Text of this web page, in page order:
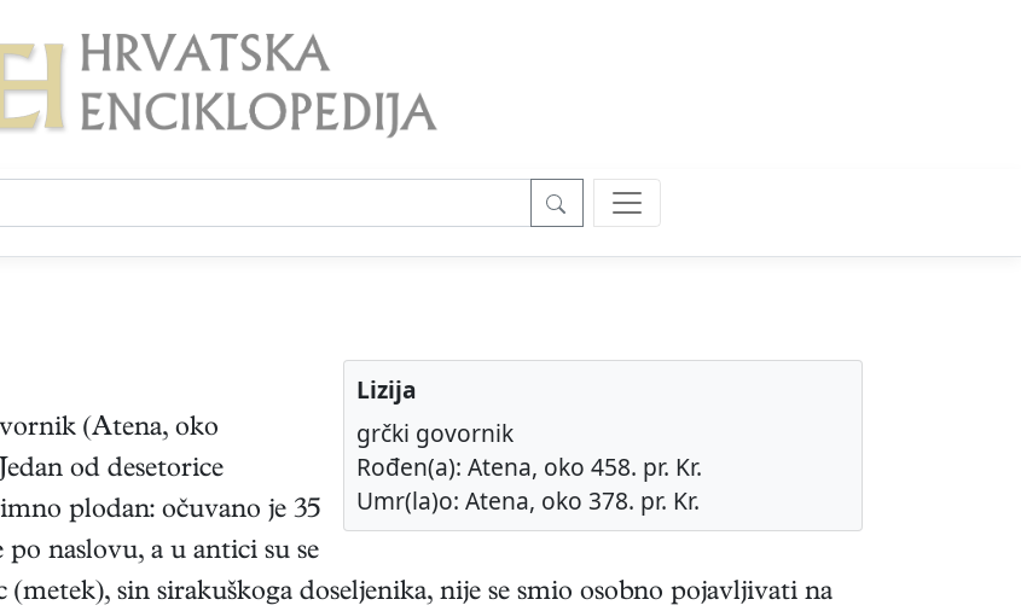
Lizija
grčki govornik
Rođen(a): Atena, oko 458. pr. Kr.
Umr(la)o: Atena, oko 378. pr. Kr.
(Atena, oko
od desetorice
plodan: očuvano je 35
naslovu, a u antici su se
sin sirakuškoga doseljenika, nije se smio osobno pojavljivati na